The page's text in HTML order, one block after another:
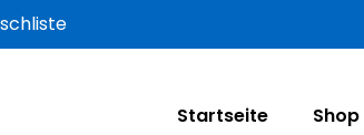
Startseite Shop